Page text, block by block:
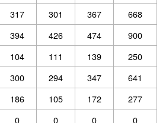
317 301 367
668
394 426 474
900
104 111 139
250
300 294 347
641
186 105 172
277
0 0 0
0